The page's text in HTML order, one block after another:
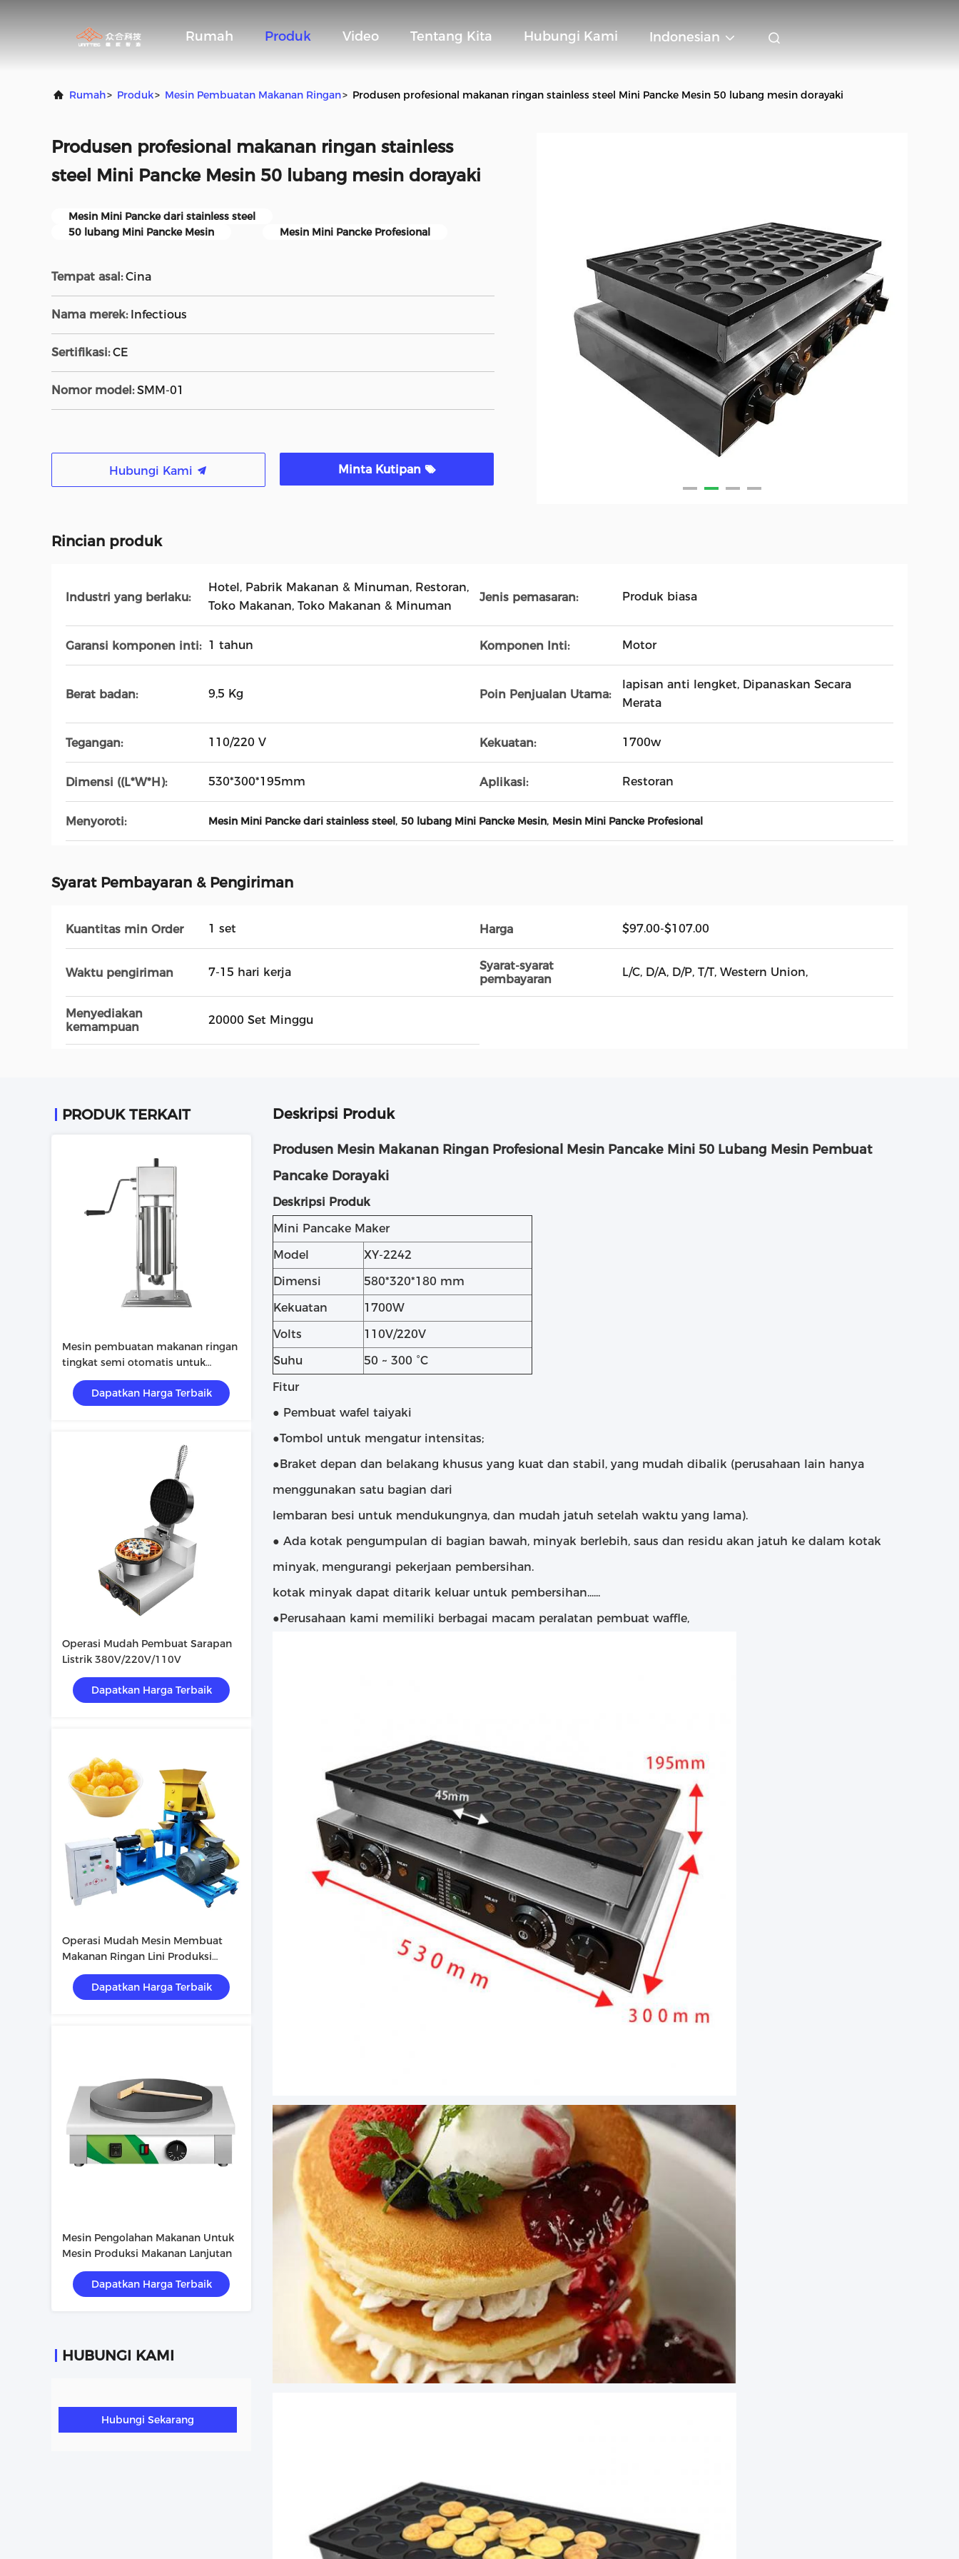
Rumah Produk Video Tentang Kita Hubungi Kami Indonesian
Rumah> Produk> Mesin Pembuatan Makanan Ringan> Produsen profesional makanan ringan stainless steel Mini Pancke Mesin 50 lubang mesin dorayaki
Produsen profesional makanan ringan stainless
steel Mini Pancke Mesin 50 lubang mesin dorayaki
Mesin Mini Pancke dari stainless steel
50 lubang Mini Pancke Mesin
Mesin Mini Pancke Profesional
Tempat asal: Cina
Nama merek: Infectious
Sertifikasi: CE
Nomor model: SMM-01
Hubungi Kami Minta Kutipan
Rincian produk
Industri yang berlaku:
Hotel, Pabrik Makanan & Minuman, Restoran,
Toko Makanan, Toko Makanan & Minuman
Jenis pemasaran: Produk biasa
Garansi komponen inti: 1 tahun Komponen Inti: Motor
Berat badan: 9,5 Kg Poin Penjualan Utama:
lapisan anti lengket, Dipanaskan Secara
Merata
Tegangan: 110/220 V Kekuatan: 1700w
Dimensi ((L*W*H): 530*300*195mm Aplikasi: Restoran
Menyoroti: Mesin Mini Pancke dari stainless steel, 50 lubang Mini Pancke Mesin, Mesin Mini Pancke Profesional
Syarat Pembayaran & Pengiriman
Kuantitas min Order 1 set Harga $97.00-$107.00
Waktu pengiriman 7-15 hari kerja
Syarat-syarat
pembayaran
L/C, D/A, D/P, T/T, Western Union,
Menyediakan
kemampuan
20000 Set Minggu
PRODUK TERKAIT
Mesin pembuatan makanan ringan
tingkat semi otomatis untuk
peralatan industri makanan
Dapatkan Harga Terbaik
Operasi Mudah Pembuat Sarapan
Listrik 380V/220V/110V
Dapatkan Harga Terbaik
Operasi Mudah Mesin Membuat
Makanan Ringan Lini Produksi
Makanan Ringan Otomatis Dengan
Klip Lukisan Warna Disesuaikan
Dapatkan Harga Terbaik
Mesin Pengolahan Makanan Untuk
Mesin Produksi Makanan Lanjutan
Dapatkan Harga Terbaik
HUBUNGI KAMI
Hubungi Sekarang
Deskripsi Produk
Produsen Mesin Makanan Ringan Profesional Mesin Pancake Mini 50 Lubang Mesin Pembuat
Pancake Dorayaki
Deskripsi Produk
Mini Pancake Maker
Model
XY-2242
Dimensi
580*320*180 mm
Kekuatan
1700W
Volts
110V/220V
Suhu
50 ~ 300 °C
Fitur
● Pembuat wafel taiyaki
●Tombol untuk mengatur intensitas;
●Braket depan dan belakang khusus yang kuat dan stabil, yang mudah dibalik (perusahaan lain hanya
menggunakan satu bagian dari
lembaran besi untuk mendukungnya, dan mudah jatuh setelah waktu yang lama).
● Ada kotak pengumpulan di bagian bawah, minyak berlebih, saus dan residu akan jatuh ke dalam kotak
minyak, mengurangi pekerjaan pembersihan.
kotak minyak dapat ditarik keluar untuk pembersihan......
●Perusahaan kami memiliki berbagai macam peralatan pembuat waffle,